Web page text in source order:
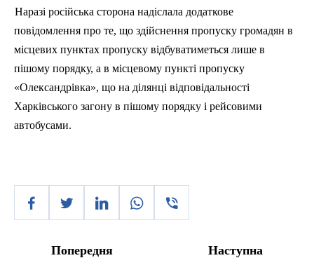
Наразі російська сторона надіслала додаткове
повідомлення про те, що здійснення пропуску громадян в
місцевих пунктах пропуску відбуватиметься лише в
пішому порядку, а в місцевому пункті пропуску
«Олександрівка», що на ділянці відповідальності
Харківського загону в пішому порядку і рейсовими
автобусами.
Попередня Наступна